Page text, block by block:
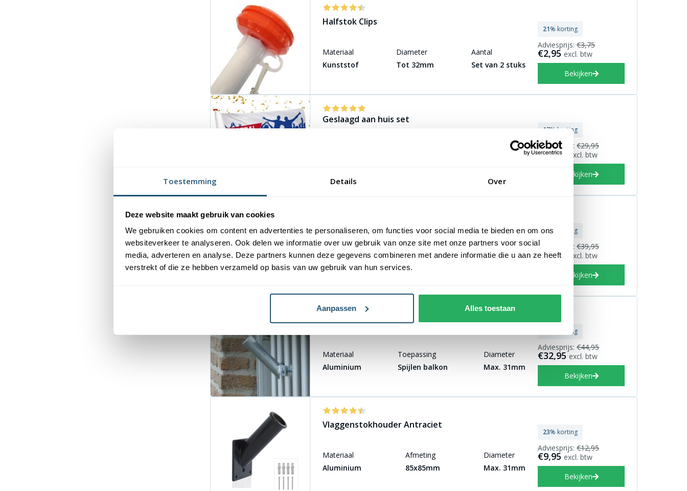
Toestemming Details Over
Deze website maakt gebruik van cookies
We gebruiken cookies om content en advertenties te personaliseren, om functies voor social media te bieden en om ons
websiteverkeer te analyseren. Ook delen we informatie over uw gebruik van onze site met onze partners voor social
media, adverteren en analyse. Deze partners kunnen deze gegevens combineren met andere informatie die u aan ze heeft
verstrekt of die ze hebben verzameld op basis van uw gebruik van hun services.
Aanpassen Alles toestaan
Halfstok Clips
Materiaal
Kunststof
Diameter
Tot 32mm
Aantal
Set van 2 stuks
21% korting
Adviesprijs: €3,75
€2,95 excl. btw
Bekijken
Geslaagd aan huis set
17% korting
Adviesprijs: €29,95
€24,95
excl. btw
Bekijken
Materiaal
Metaal
Stuks
Set van 2 stuks
Gebruik
31% korting
Adviesprijs: €39,95
€27,50
excl. btw
Bekijken
Vlaggenstokhouder Balkon
Materiaal
Aluminium
Toepassing
Spijlen balkon
Diameter
Max. 31mm
% korting
Adviesprijs: €44,95
€32,95excl. btw
Bekijken
Vlaggenstokhouder Antraciet
Materiaal
Aluminium
Afmeting
85x85mm
Diameter
Max. 31mm
23% korting
Adviesprijs: €12,95
€9,95 excl. btw
Bekijken